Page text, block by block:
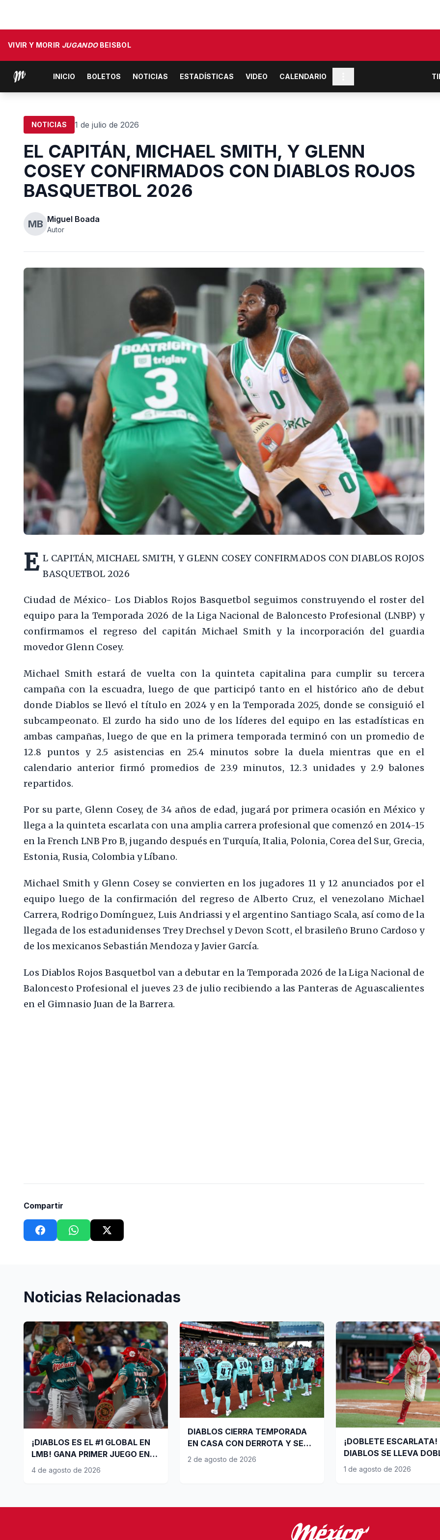
VIVIR Y MORIR JUGANDOBEISBOL
INICIO BOLETOS NOTICIAS ESTADÍSTICAS VIDEO CALENDARIO
NOTICIAS 1 de julio de 2026
EL CAPITÁN, MICHAEL SMITH, Y GLENN
COSEY CONFIRMADOS CON DIABLOS ROJOS
BASQUETBOL 2026
MB Miguel Boada
Autor
E L CAPITÁN, MICHAEL SMITH, Y GLENN COSEY CONFIRMADOS CON DIABLOS ROJOS
BASQUETBOL 2026
Ciudad de México- Los Diablos Rojos Basquetbol seguimos construyendo el roster del
equipo para la Temporada 2026 de la Liga Nacional de Baloncesto Profesional (LNBP) y
confirmamos el regreso del capitán Michael Smith y la incorporación del guardia
movedor Glenn Cosey.
Michael Smith estará de vuelta con la quinteta capitalina para cumplir su tercera
campaña con la escuadra, luego de que participó tanto en el histórico año de debut
donde Diablos se llevó el título en 2024 y en la Temporada 2025, donde se consiguió el
subcampeonato. El zurdo ha sido uno de los líderes del equipo en las estadísticas en
ambas campañas, luego de que en la primera temporada terminó con un promedio de
12.8 puntos y 2.5 asistencias en 25.4 minutos sobre la duela mientras que en el
calendario anterior firmó promedios de 23.9 minutos, 12.3 unidades y 2.9 balones
repartidos.
Por su parte, Glenn Cosey, de 34 años de edad, jugará por primera ocasión en México y
llega a la quinteta escarlata con una amplia carrera profesional que comenzó en 2014-15
en la French LNB Pro B, jugando después en Turquía, Italia, Polonia, Corea del Sur, Grecia,
Estonia, Rusia, Colombia y Líbano.
Michael Smith y Glenn Cosey se convierten en los jugadores 11 y 12 anunciados por el
equipo luego de la confirmación del regreso de Alberto Cruz, el venezolano Michael
Carrera, Rodrigo Domínguez, Luis Andriassi y el argentino Santiago Scala, así como de la
llegada de los estadunidenses Trey Drechsel y Devon Scott, el brasileño Bruno Cardoso y
de los mexicanos Sebastián Mendoza y Javier García.
Los Diablos Rojos Basquetbol van a debutar en la Temporada 2026 de la Liga Nacional de
Baloncesto Profesional el jueves 23 de julio recibiendo a las Panteras de Aguascalientes
en el Gimnasio Juan de la Barrera.
Compartir
Noticias Relacionadas
¡DIABLOS ES EL #1 GLOBAL EN
LMB! GANA PRIMER JUEGO EN
CANCÚN
4 de agosto de 2026
DIABLOS CIERRA TEMPORADA
EN CASA CON DERROTA Y SE
PREPARA PARA ÚLTIMA SERIE DE
2 de agosto de 2026
¡DOBLETE ESCARLATA!
DIABLOS SE LLEVA
CARTELERA SABATINA
1 de agosto de 2026